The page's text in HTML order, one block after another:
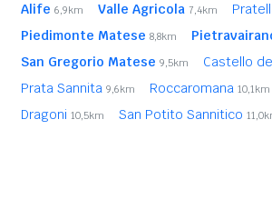
Alife 6,9km Valle Agricola 7,4km
Piedimonte Matese 8,8km
San Gregorio Matese 9,5km Castello
Prata Sannita 9,6km Roccaromana 10,1km
Dragoni 10,5km San Potito Sannitico